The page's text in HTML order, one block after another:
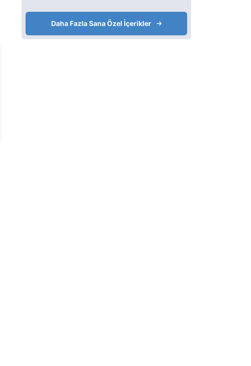
Daha Fazla Sana Özel İçerikler